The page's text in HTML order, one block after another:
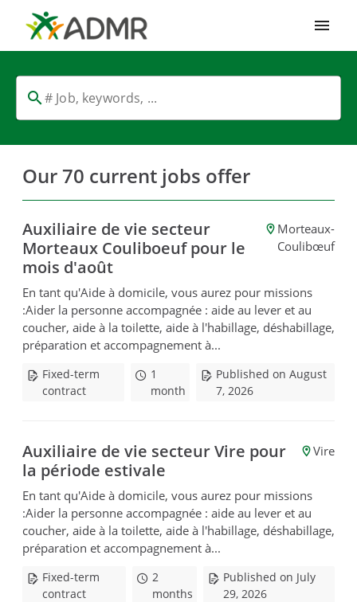
Our 70 current jobs offer
Auxiliaire de vie secteur
Morteaux Couliboeuf pour le
mois d'août
Morteaux-
Coulibœuf
En tant qu'Aide à domicile, vous aurez pour missions
:Aider la personne accompagnée : aide au lever et au
coucher, aide à la toilette, aide à l'habillage, déshabillage,
préparation et accompagnement à...
Fixed-term
contract
1
month
Published on August
7, 2026
Auxiliaire de vie secteur Vire pour
la période estivale
Vire
En tant qu'Aide à domicile, vous aurez pour missions
:Aider la personne accompagnée : aide au lever et au
coucher, aide à la toilette, aide à l'habillage, déshabillage,
préparation et accompagnement à...
Fixed-term
contract
2
months
Published on July
29, 2026
Cookies management panel